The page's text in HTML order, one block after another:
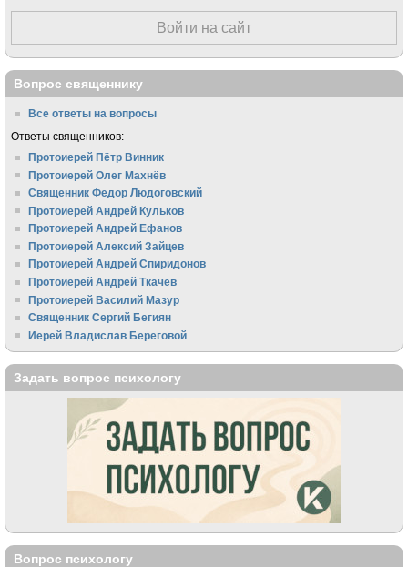
Войти на сайт
Вопрос священнику
Все ответы на вопросы
Ответы священников:
Протоиерей Пётр Винник
Протоиерей Олег Махнёв
Священник Федор Людоговский
Протоиерей Андрей Кульков
Протоиерей Андрей Ефанов
Протоиерей Алексий Зайцев
Протоиерей Андрей Спиридонов
Протоиерей Андрей Ткачёв
Протоиерей Василий Мазур
Священник Сергий Бегиян
Иерей Владислав Береговой
Задать вопрос психологу
Вопрос психологу